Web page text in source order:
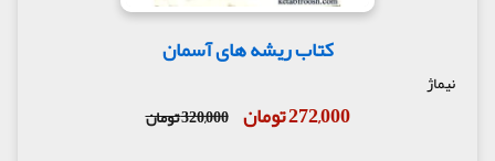
کتاب ریشه های آسمان
نیماژ
272,000 تومان 320,000 تومان